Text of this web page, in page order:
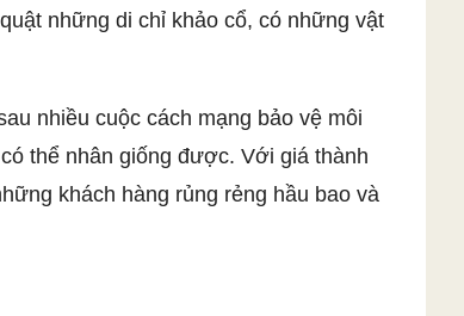
những di chỉ khảo cổ, có những vật
nhiều cuộc cách mạng bảo vệ môi
thể nhân giống được. Với giá thành
khách hàng rủng rẻng hầu bao và